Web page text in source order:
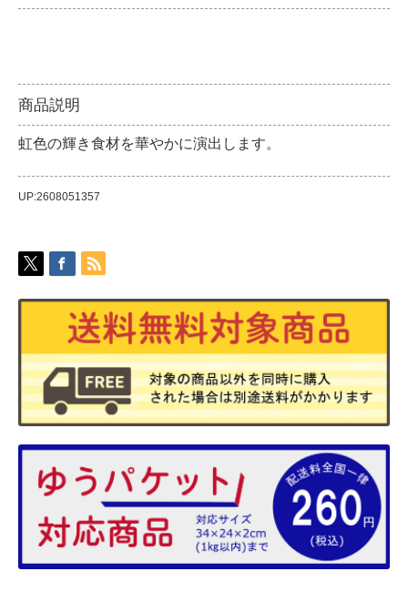
商品説明
虹色の輝き食材を華やかに演出します。
UP:2608051357